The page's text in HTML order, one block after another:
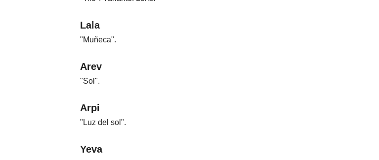
Lala
"Muñeca".
Arev
"Sol".
Arpi
"Luz del sol".
Yeva